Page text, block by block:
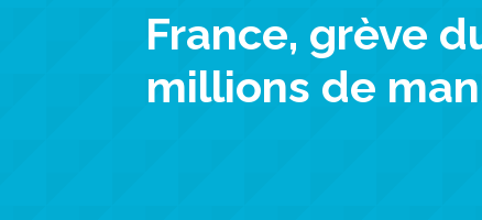
France, grève
millions de